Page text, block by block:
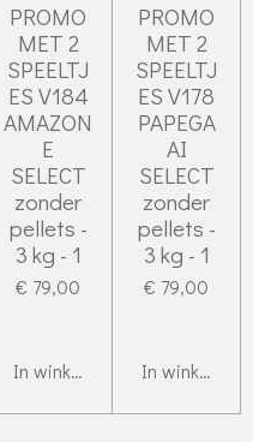
PROMO
MET 2
SPEELTJ
ES V184
AMAZON
E
SELECT
zonder
pellets -
3 kg - 1
€ 79,00
In winkelwagen
PROMO
MET 2
SPEELTJ
ES V178
PAPEGA
AI
SELECT
zonder
pellets -
3 kg - 1
€ 79,00
In